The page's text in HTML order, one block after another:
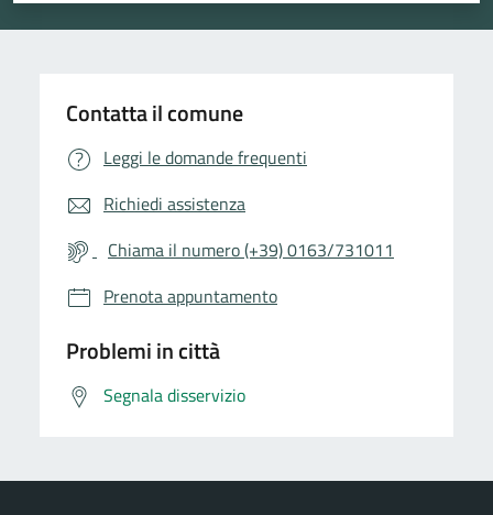
Contatta il comune
Leggi le domande frequenti
Richiedi assistenza
Chiama il numero (+39) 0163/731011
Prenota appuntamento
Problemi in città
Segnala disservizio